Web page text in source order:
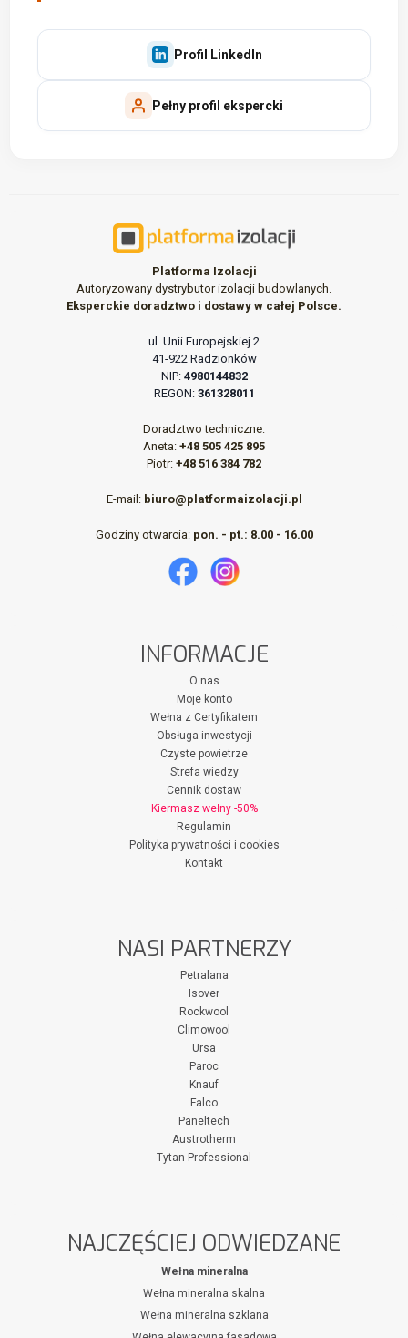
Profil LinkedIn
Pełny profil ekspercki
Platforma Izolacji
Autoryzowany dystrybutor izolacji budowlanych.
Eksperckie doradztwo i dostawy w całej Polsce.
ul. Unii Europejskiej 2
41-922 Radzionków
NIP: 4980144832
REGON: 361328011
Doradztwo techniczne:
Aneta: +48 505 425 895
Piotr: +48 516 384 782
E-mail: biuro@platformaizolacji.pl
Godziny otwarcia: pon. - pt.: 8.00 - 16.00
INFORMACJE
O nas
Moje konto
Wełna z Certyfikatem
Obsługa inwestycji
Czyste powietrze
Strefa wiedzy
Cennik dostaw
Kiermasz wełny -50%
Regulamin
Polityka prywatności i cookies
Kontakt
NASI PARTNERZY
Petralana
Isover
Rockwool
Climowool
Ursa
Paroc
Knauf
Falco
Paneltech
Austrotherm
Tytan Professional
NAJCZĘŚCIEJ ODWIEDZANE
Wełna mineralna
Wełna mineralna skalna
Wełna mineralna szklana